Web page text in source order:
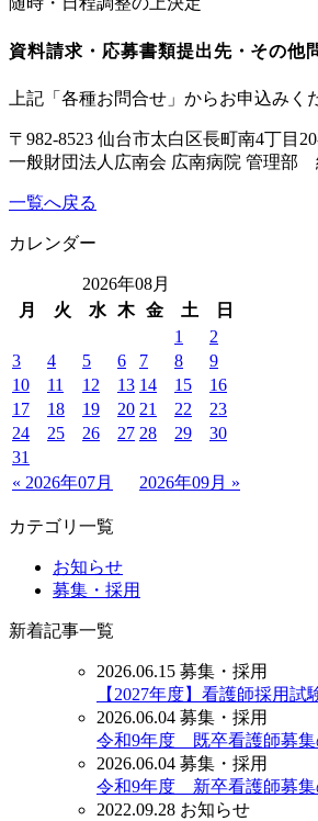
資料請求・応募書類提出先・その他
上記「各種お問合せ」からお申込みく
〒982-8523 仙台市太白区長町南4丁目
一般財団法人広南会 広南病院 管理部
一覧へ戻る
カレンダー
2026年08月
月
火 水 木 金 土 日
« 2026年07月 2026年09月 »
1
2
3
4 5 6 7 8
9
10
11 12 13 14 15
16
17
18 19 20 21 22
23
24
25 26 27 28 29
30
31
カテゴリ一覧
お知らせ
募集・採用
新着記事一覧
2026.06.15 募集・採用
【2027年度】看護師採用試
2026.06.04 募集・採用
令和9年度 既卒看護師募集
2026.06.04 募集・採用
令和9年度 新卒看護師募集
2022.09.28 お知らせ